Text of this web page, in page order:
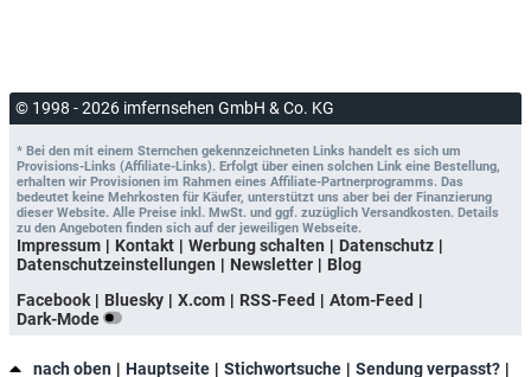
© 1998 - 2026 imfernsehen GmbH & Co. KG
* Bei den mit einem Sternchen gekennzeichneten Links handelt es sich um
Provisions-Links (Affiliate-Links). Erfolgt über einen solchen Link eine Bestellung,
erhalten wir Provisionen im Rahmen eines Affiliate-Partnerprogramms. Das
bedeutet keine Mehrkosten für Käufer, unterstützt uns aber bei der Finanzierung
dieser Website. Alle Preise inkl. MwSt. und ggf. zuzüglich Versandkosten. Details
zu den Angeboten finden sich auf der jeweiligen Webseite.
Impressum Kontakt Werbung schalten
Datenschutz
Datenschutzeinstellungen
Newsletter
Blog
Facebook
Bluesky X.com RSS-Feed
Atom-Feed
Dark-Mode
nach oben Hauptseite Stichwortsuche Sendung verpasst?